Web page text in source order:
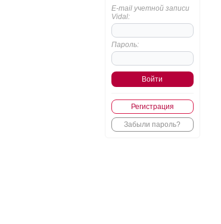
E-mail учетной записи
Vidal:
Пароль:
Регистрация
Забыли пароль?